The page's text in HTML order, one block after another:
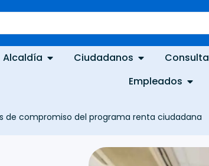
Alcaldía Ciudadanos Consulta
Empleados
de compromiso del programa renta ciudadana